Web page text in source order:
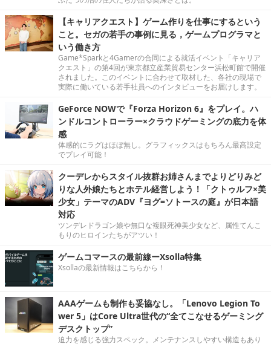
【キャリアクエスト】ゲーム作りを仕事にするという
こと。セガの若手の事例に見る，ゲームプログラマと
いう働き方
Game*Sparkと4Gamerの合同による就活イベント「キャリア
クエスト」の第4回が東京都立産業貿易センター浜松町館で開催
されました。このイベントに合わせて取材した、各社の現場で
実際に働いている若手社員へのインタビューをお届けします。
GeForce NOWで『Forza Horizon 6』をプレイ。ハ
ンドルコントローラー×クラウドゲーミングの底力を体
感
体感的にラグはほぼ無し。グラフィックスはもちろん最高設定
でプレイ可能！
クーデレからスタイル抜群お姉さんまでよりどりみど
りな人外娘たちとホテル経営しよう！「クトゥルフ×美
少女」テーマのADV『ヨグ=ソトースの庭』が日本語
対応
ツンデレドラゴン娘や無口な複眼死神美少女など、属性てんこ
もりのヒロインたちがアツい！
ゲームコマースの最前線ーXsolla特集
Xsollaの最新情報はこちらから！
AAAゲームも制作も妥協なし。「Lenovo Legion To
wer 5」はCore Ultra世代の“全てこなせるゲーミング
デスクトップ”
迫力を感じる強力スペック。メンテナンスしやすい構造もあり